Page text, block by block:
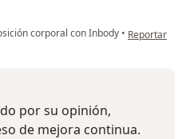
corporal con Inbody • en opinión del
Reportar
por su opinión,
de mejora continua.